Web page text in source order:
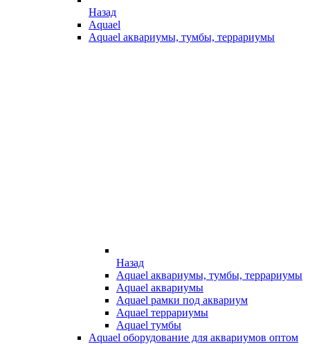
Назад
Aquael
Aquael аквариумы, тумбы, террариумы
Назад
Aquael аквариумы, тумбы, террариумы
Aquael аквариумы
Aquael рамки под аквариум
Aquael террариумы
Aquael тумбы
Aquael оборудование для аквариумов оптом